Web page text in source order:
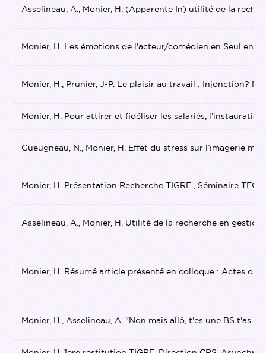
Asselineau, A., Monier, H. (Apparente In) utilité de la
Monier, H. Les émotions de l'acteur/comédien en Seul en
Monier, H., Prunier, J-P. Le plaisir au travail : Injonction?
Monier, H. Pour attirer et fidéliser les salariés,
Gueugneau, N., Monier, H. Effet du stress sur l’imagerie
Monier, H. Présentation Recherche TIGRE , Séminaire
Asselineau, A., Monier, H. Utilité de la recherche en
Monier, H. Résumé article présenté en colloque : Actes du
Monier, H., Asselineau, A. "Non mais allô, t'es une BS t'as